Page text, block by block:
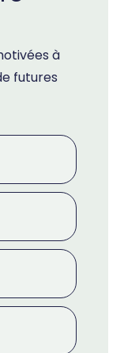
à
futures